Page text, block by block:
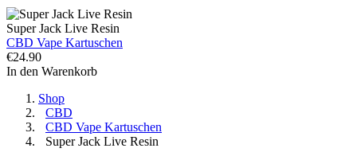
Super Jack Live Resin
CBD Vape Kartuschen
€24.90
In den Warenkorb
Shop
CBD
CBD Vape Kartuschen
Super Jack Live Resin